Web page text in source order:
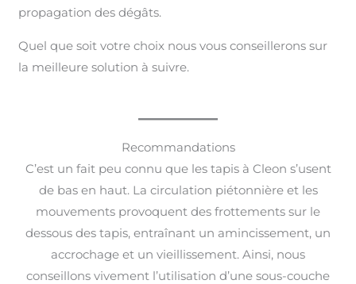
propagation des dégâts.
Quel que soit votre choix nous vous conseillerons sur
la meilleure solution à suivre.
Recommandations
C’est un fait peu connu que les tapis à Cleon s’usent
de bas en haut. La circulation piétonnière et les
mouvements provoquent des frottements sur le
dessous des tapis, entraînant un amincissement, un
accrochage et un vieillissement. Ainsi, nous
conseillons vivement l’utilisation d’une sous-couche